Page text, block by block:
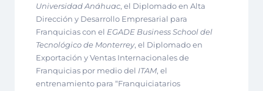
Universidad Anáhuac, el Diplomado en Alta
Dirección y Desarrollo Empresarial para
Franquicias con el EGADE Business School del
Tecnológico de Monterrey, el Diplomado en
Exportación y Ventas Internacionales de
Franquicias por medio del ITAM, el
entrenamiento para “Franquiciatarios